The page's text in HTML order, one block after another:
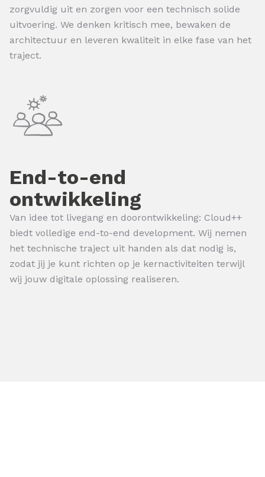
zorgvuldig uit en zorgen voor een technisch solide
uitvoering. We denken kritisch mee, bewaken de
architectuur en leveren kwaliteit in elke fase van het
traject.
End-to-end
ontwikkeling
Van idee tot livegang en doorontwikkeling: Cloud++
biedt volledige end-to-end development. Wij nemen
het technische traject uit handen als dat nodig is,
zodat jij je kunt richten op je kernactiviteiten terwijl
wij jouw digitale oplossing realiseren.